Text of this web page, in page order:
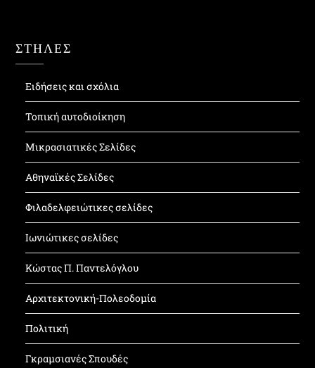
ΣΤΗΛΕΣ
Ειδήσεις και σχόλια
Τοπική αυτοδιοίκηση
Μικρασιατικές Σελίδες
Αθηναϊκές Σελίδες
Φιλαδελφειώτικες σελίδες
Ιωνιώτικες σελίδες
Κώστας Π. Παντελόγλου
Αρχιτεκτονική-Πολεοδομία
Πολιτική
Γκραμσιανές Σπουδές